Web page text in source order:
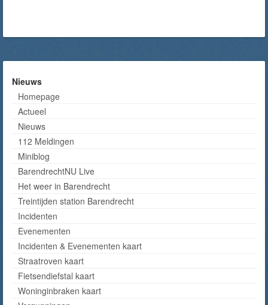
Nieuws
Homepage
Actueel
Nieuws
112 Meldingen
Miniblog
BarendrechtNU Live
Het weer in Barendrecht
Treintijden station Barendrecht
Incidenten
Evenementen
Incidenten & Evenementen kaart
Straatroven kaart
Fietsendiefstal kaart
Woninginbraken kaart